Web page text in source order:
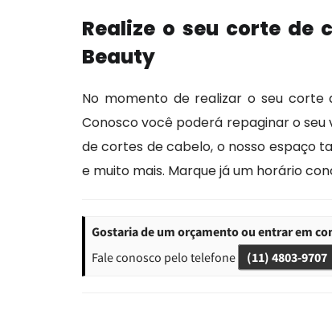
Realize o seu corte de
Beauty
No momento de realizar o seu corte
Conosco você poderá repaginar o
de cortes de cabelo, o nosso espaço
e muito mais. Marque já um horário
Gostaria de um orçamento ou entrar em
Fale conosco pelo telefone
(11) 4803-9707